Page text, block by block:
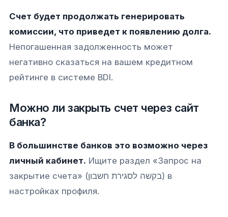
Счет будет продолжать генерировать
комиссии, что приведет к появлению долга.
Непогашенная задолженность может
негативно сказаться на вашем кредитном
рейтинге в системе BDI.
Можно ли закрыть счет через сайт
банка?
В большинстве банков это возможно через
личный кабинет. Ищите раздел «Запрос на
закрытие счета» (בקשה לסגירת חשבון) в
настройках профиля.